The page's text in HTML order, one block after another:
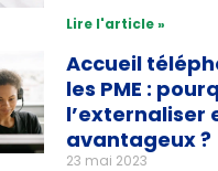
Lire l'article »
Accueil
les PME :
l’externaliser
avantageux ?
23 mai 2023